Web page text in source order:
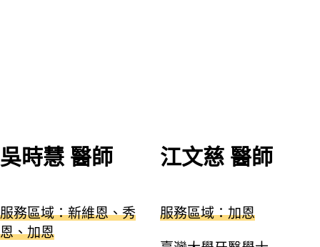
吳時慧 醫師 江文慈 醫師
服務區域：新維恩、秀
恩、加恩
服務區域：加恩